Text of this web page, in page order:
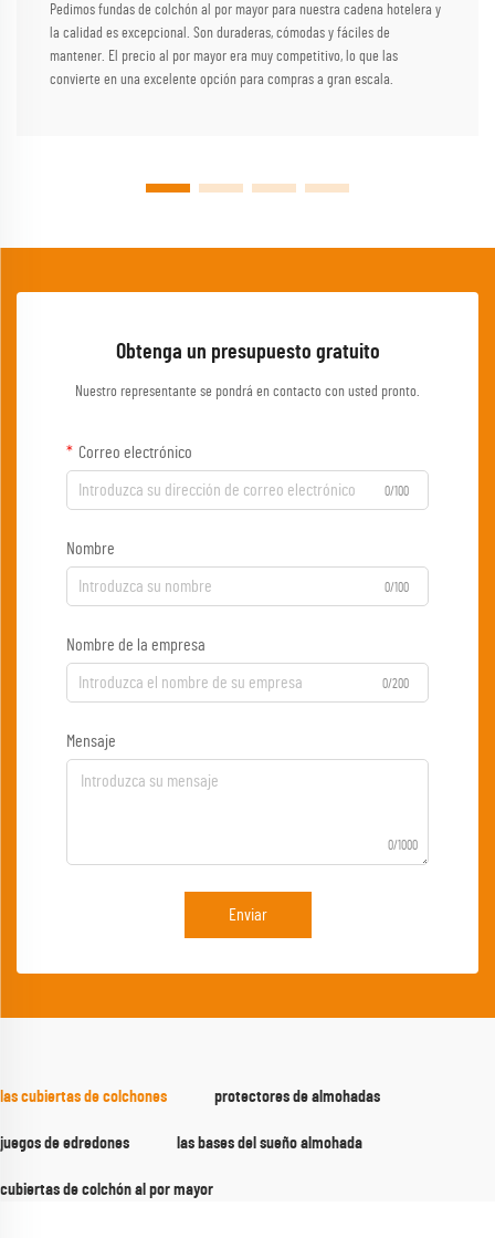
Pedimos fundas de colchón al por mayor para nuestra cadena hotelera y
la calidad es excepcional. Son duraderas, cómodas y fáciles de
mantener. El precio al por mayor era muy competitivo, lo que las
convierte en una excelente opción para compras a gran escala.
Obtenga un presupuesto gratuito
Nuestro representante se pondrá en contacto con usted pronto.
Correo electrónico
0/100
Nombre
0/100
Nombre de la empresa
0/200
Mensaje
0/1000
Enviar
las cubiertas de colchones protectores de almohadas
juegos de edredones las bases del sueño almohada
cubiertas de colchón al por mayor